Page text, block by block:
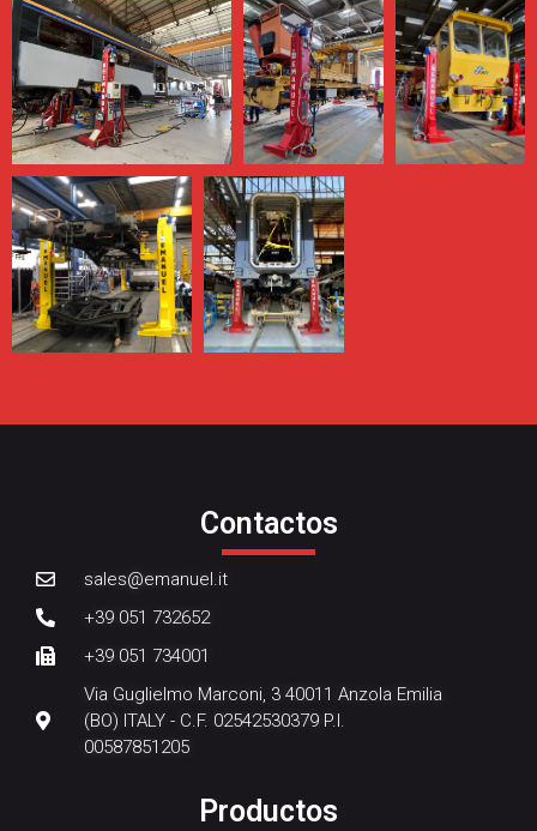
Contactos
sales@emanuel.it
+39 051 732652
+39 051 734001
Via Guglielmo Marconi, 3 40011 Anzola Emilia
(BO) ITALY - C.F. 02542530379 P.I.
00587851205
Productos